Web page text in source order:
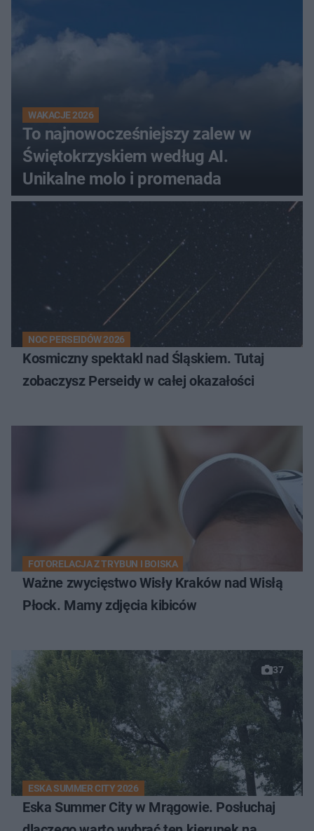
WAKACJE 2026
To najnowocześniejszy zalew w
Świętokrzyskiem według AI.
Unikalne molo i promenada
NOC PERSEIDÓW 2026
Kosmiczny spektakl nad Śląskiem. Tutaj
zobaczysz Perseidy w całej okazałości
FOTORELACJA Z TRYBUN I BOISKA
Ważne zwycięstwo Wisły Kraków nad Wisłą
Płock. Mamy zdjęcia kibiców
37
ESKA SUMMER CITY 2026
Eska Summer City w Mrągowie. Posłuchaj